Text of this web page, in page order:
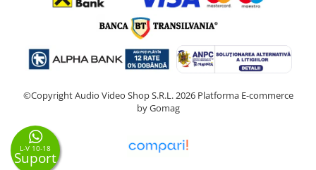
©Copyright Audio Video Shop S.R.L. 2026 Platforma E-commerce
by Gomag
L-V 10-18
Suport